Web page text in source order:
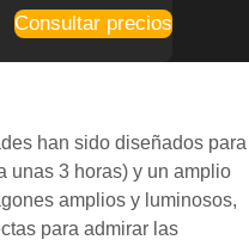
Consultar precios
han sido diseñados para
unas 3 horas) y un amplio
amplios y luminosos,
para admirar las